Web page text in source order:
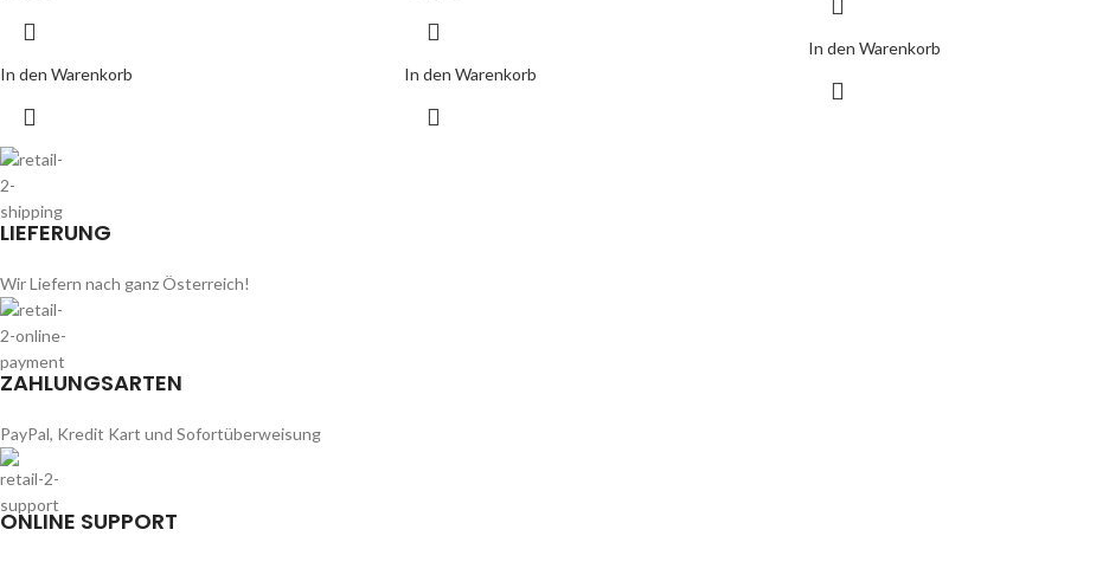
In den Warenkorb In den Warenkorb
In den Warenkorb
LIEFERUNG
Wir Liefern nach ganz Österreich!
ZAHLUNGSARTEN
PayPal, Kredit Kart und Sofortüberweisung
ONLINE SUPPORT